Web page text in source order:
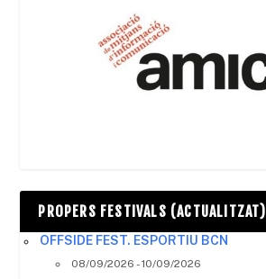
PROPERS FESTIVALS (ACTUALITZAT)
OFFSIDE FEST. ESPORTIU BCN
08/09/2026 - 10/09/2026